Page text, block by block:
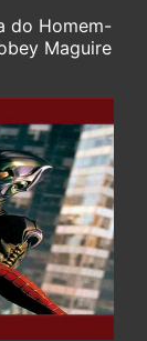
do Homem-
Maguire